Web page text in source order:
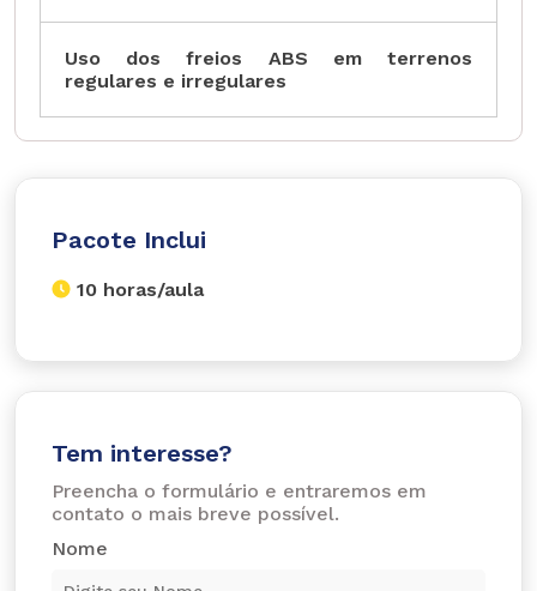
Uso dos freios ABS em terrenos
regulares e irregulares
Pacote Inclui
10 horas/aula
Tem interesse?
Preencha o formulário e entraremos em
contato o mais breve possível.
Nome